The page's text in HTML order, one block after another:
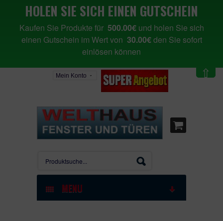
HOLEN SIE SICH EINEN GUTSCHEIN
Kaufen Sie Produkte für 500.00€und holen Sie sich
einen Gutschein im Wert von 30.00€den Sie sofort
einlösen können
⇧
Mein Konto
MENU